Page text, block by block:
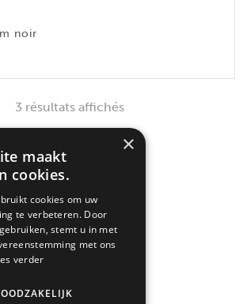
noir
3 résultats affichés
RECHERCHE
×
maakt
cookies.
cookies om uw
te verbeteren. Door
stemt u in met
met ons
verder